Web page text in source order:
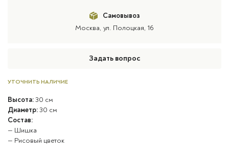
Самовывоз
Москва, ул. Полоцкая, 16
УТОЧНИТЬ НАЛИЧИЕ
Высота:30 см
Диаметр:30 см
Состав:
— Шишка
— Рисовый цветок
Задать вопрос